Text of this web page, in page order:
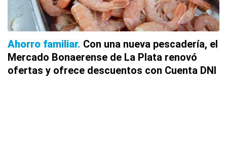
Ahorro familiar Con una nueva pescadería, el
Mercado Bonaerense de La Plata renovó
ofertas y ofrece descuentos con Cuenta DNI